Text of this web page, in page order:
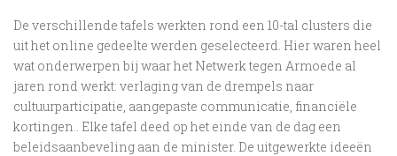
De verschillende tafels werkten rond een 10-tal clusters die
uit het online gedeelte werden geselecteerd. Hier waren heel
wat onderwerpen bij waar het Netwerk tegen Armoede al
jaren rond werkt: verlaging van de drempels naar
cultuurparticipatie, aangepaste communicatie, financiële
kortingen.. Elke tafel deed op het einde van de dag een
beleidsaanbeveling aan de minister. De uitgewerkte ideeën